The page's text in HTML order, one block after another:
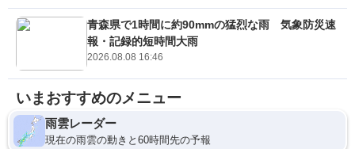
青森県で1時間に約90mmの猛烈な雨 気象防災速
報・記録的短時間大雨
2026.08.08 16:46
いまおすすめのメニュー
雨雲レーダー
現在の雨雲の動きと60時間先の予報